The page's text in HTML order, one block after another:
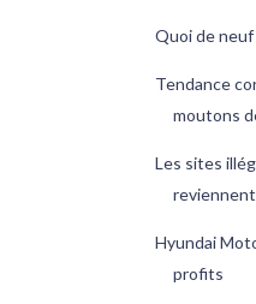
Quoi de neuf
Tendance
moutons
Les sites
Hyundai
profits